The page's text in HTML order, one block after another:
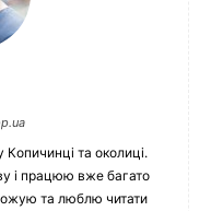
Копичинці та околиці.
і працюю вже багато
та люблю читати